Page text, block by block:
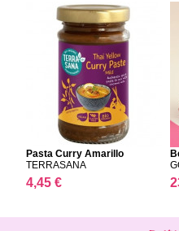
Pasta Curry Amarillo
TERRASANA
4,45 €